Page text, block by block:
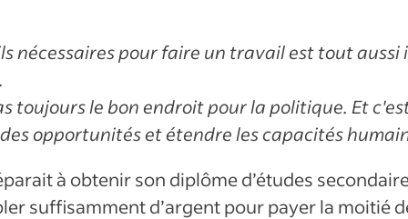
nécessaires pour faire un travail est tout
toujours le bon endroit pour la politique. Et
des opportunités et étendre les capacités
à obtenir son diplôme d’études
suffisamment d’argent pour payer la moitié